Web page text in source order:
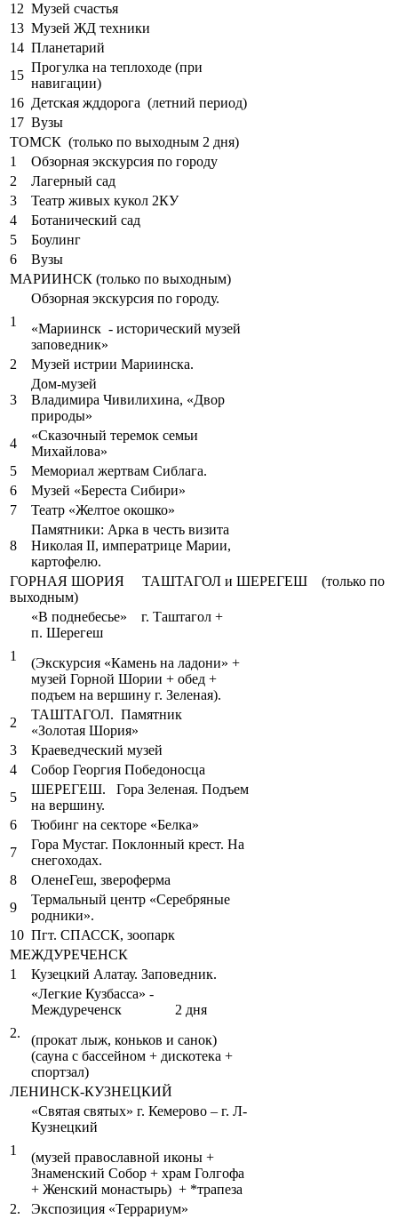
12 Музей счастья
13 Музей ЖД техники
14 Планетарий
15
Прогулка на теплоходе (при
навигации)
16 Детская жддорога (летний период)
17 Вузы
ТОМСК (только по выходным 2 дня)
1
Обзорная экскурсия по городу
2
Лагерный сад
3
Театр живых кукол 2КУ
4
Ботанический сад
5
Боулинг
6
Вузы
МАРИИНСК (только по выходным)
1
Обзорная экскурсия по городу.
«Мариинск - исторический музей
заповедник»
2
Музей истрии Мариинска.
3
Дом-музей
Владимира Чивилихина, «Двор
природы»
4
«Сказочный теремок семьи
Михайлова»
5
Мемориал жертвам Сиблага.
6
Музей «Береста Сибири»
7
Театр «Желтое окошко»
8
Памятники: Арка в честь визита
Николая II, императрице Марии,
картофелю.
ГОРНАЯ ШОРИЯ ТАШТАГОЛ и ШЕРЕГЕШ (только по
выходным)
1
«В поднебесье» г. Таштагол +
п. Шерегеш
(Экскурсия «Камень на ладони» +
музей Горной Шории + обед +
подъем на вершину г. Зеленая).
2
ТАШТАГОЛ. Памятник
«Золотая Шория»
3
Краеведческий музей
4
Собор Георгия Победоносца
5
ШЕРЕГЕШ. Гора Зеленая. Подъем
на вершину.
6
Тюбинг на секторе «Белка»
7
Гора Мустаг. Поклонный крест. На
снегоходах.
8
ОленеГеш, звероферма
9
Термальный центр «Серебряные
родники».
10 Пгт. СПАССК, зоопарк
МЕЖДУРЕЧЕНСК
1
Кузецкий Алатау. Заповедник.
2.
«Легкие Кузбасса» -
Междуреченск 2 дня
(прокат лыж, коньков и санок)
(сауна с бассейном + дискотека +
спортзал)
ЛЕНИНСК-КУЗНЕЦКИЙ
1
«Святая святых» г. Кемерово – г. Л-
Кузнецкий
(музей православной иконы +
Знаменский Собор + храм Голгофа
+ Женский монастырь) + *трапеза
2.
Экспозиция «Террариум»